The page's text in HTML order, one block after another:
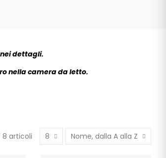
dettagli.
nella camera da letto.
8 articoli 8 Nome, dalla A alla Z